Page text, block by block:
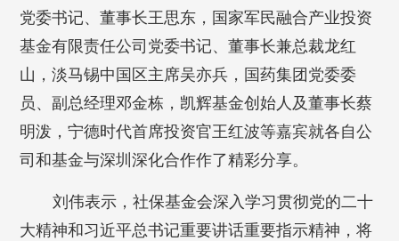
党委书记、董事长王思东，国家军民融合产业投资
基金有限责任公司党委书记、董事长兼总裁龙红
山，淡马锡中国区主席吴亦兵，国药集团党委委
员、副总经理邓金栋，凯辉基金创始人及董事长蔡
明泼，宁德时代首席投资官王红波等嘉宾就各自公
司和基金与深圳深化合作作了精彩分享。
刘伟表示，社保基金会深入学习贯彻党的二十
大精神和习近平总书记重要讲话重要指示精神，将